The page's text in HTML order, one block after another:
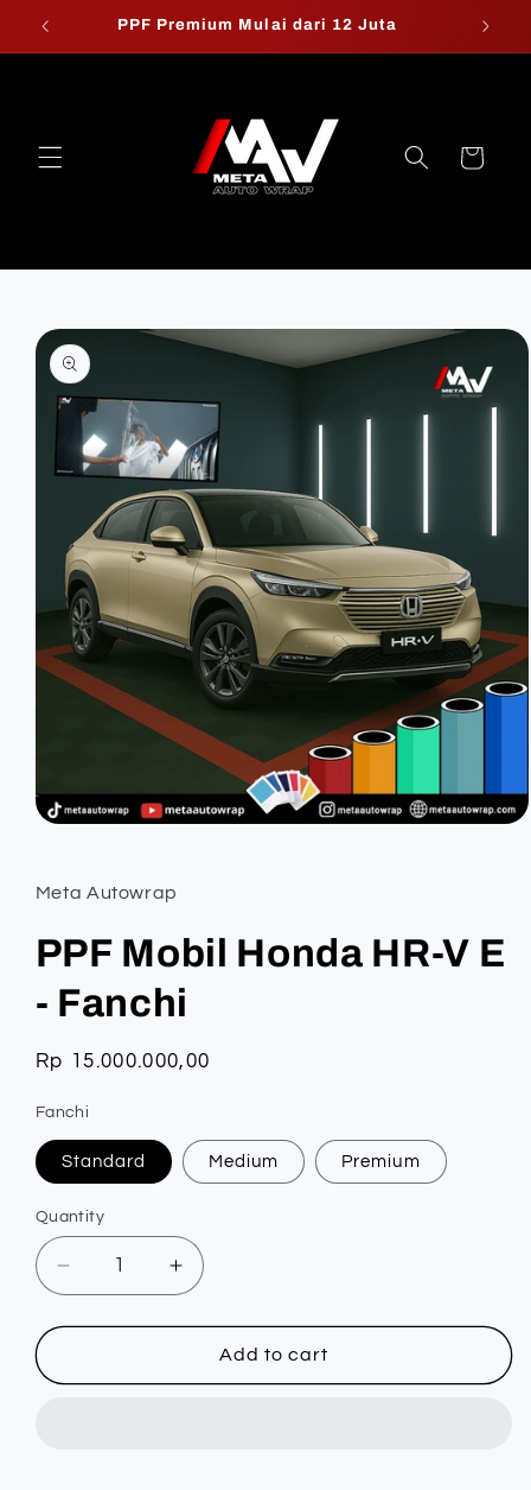
Skip to
PPF Premium Mulai dari 12 Juta
Cart
Skip to
product
information
in
modal
Meta Autowrap
PPF Mobil Honda HR-V E
- Fanchi
Regular
Rp 15.000.000,00
Fanchi
Standard Medium Premium
Quantity
Quantity
Decrease
quantity
for
Mobil
Increase
quantity
for
Mobil
Add to cart